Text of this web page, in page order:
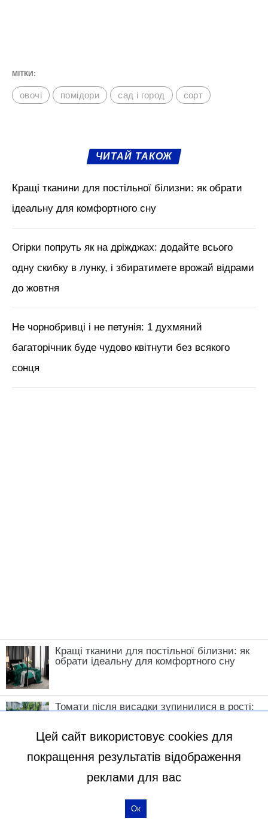
МІТКИ:
овочі помідори сад і город сорт
ЧИТАЙ ТАКОЖ
Кращі тканини для постільної білизни: як обрати
ідеальну для комфортного сну
Огірки попруть як на дріжджах: додайте всього
одну скибку в лунку, і збиратимете врожай відрами
до жовтня
Не чорнобривці і не петунія: 1 духмяний
багаторічник буде чудово квітнути без всякого
сонця
Кращі тканини для постільної білизни: як
обрати ідеальну для комфортного сну
Томати після висадки зупинилися в рості:
Цей сайт використовує cookies для
покращення результатів відображення
реклами для вас
Ок